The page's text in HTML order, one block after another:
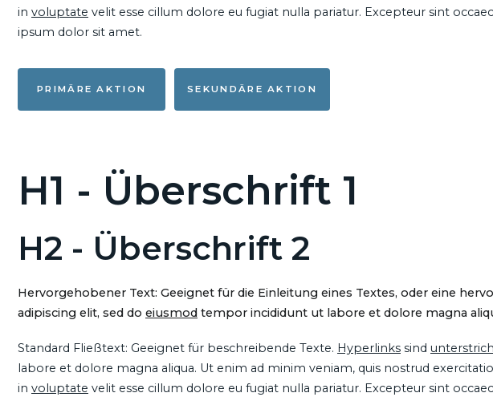
in voluptate velit esse cillum dolore eu fugiat nulla pariatur. Excepteur sint
ipsum dolor sit amet.
PRIMÄRE AKTION SEKUNDÄRE AKTION
H1 - Überschrift 1
H2 - Überschrift 2
Hervorgehobener Text: Geeignet für die Einleitung eines Textes, oder eine
adipiscing elit, sed do eiusmod tempor incididunt ut labore et dolore magna
Standard Fließtext: Geeignet für beschreibende Texte. Hyperlinks sind
labore et dolore magna aliqua. Ut enim ad minim veniam, quis nostrud
in voluptate velit esse cillum dolore eu fugiat nulla pariatur. Excepteur sint